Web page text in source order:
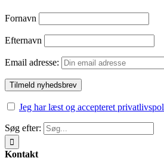
Fornavn
Efternavn
Email adresse:
Jeg har læst og accepteret
Søg efter:
Kontakt